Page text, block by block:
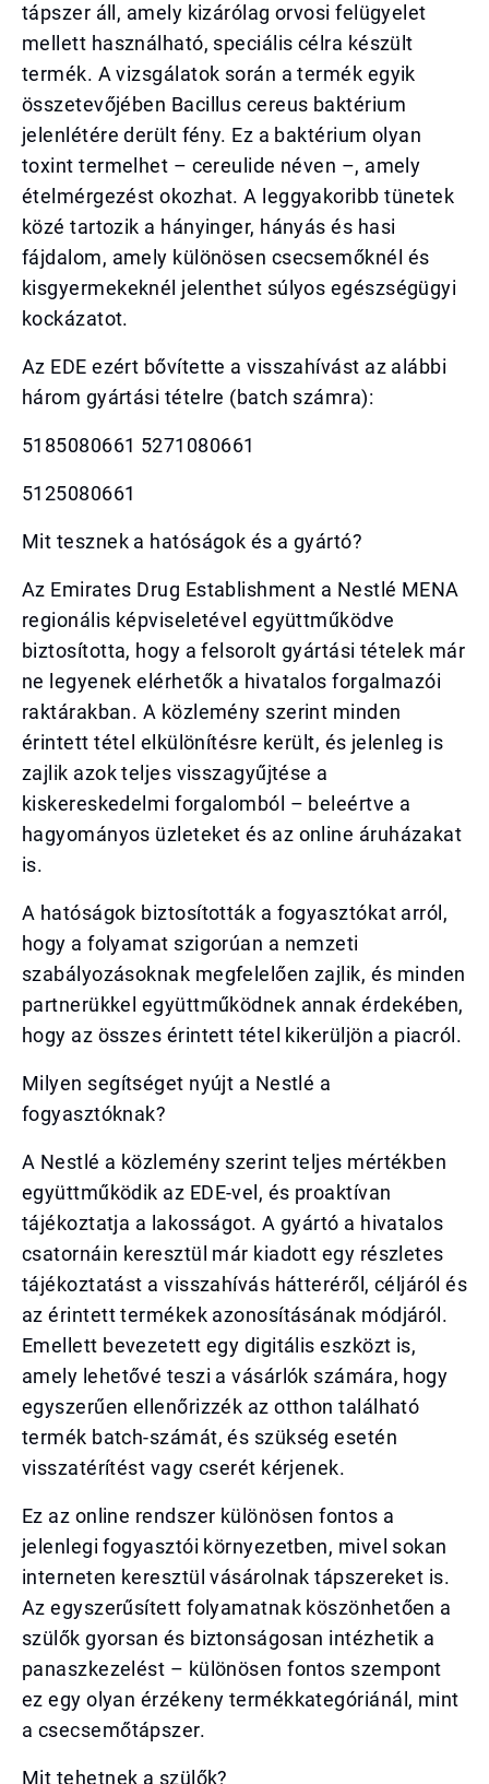
tápszer áll, amely kizárólag orvosi felügyelet
mellett használható, speciális célra készült
termék. A vizsgálatok során a termék egyik
összetevőjében Bacillus cereus baktérium
jelenlétére derült fény. Ez a baktérium olyan
toxint termelhet – cereulide néven –, amely
ételmérgezést okozhat. A leggyakoribb tünetek
közé tartozik a hányinger, hányás és hasi
fájdalom, amely különösen csecsemőknél és
kisgyermekeknél jelenthet súlyos egészségügyi
kockázatot.
Az EDE ezért bővítette a visszahívást az alábbi
három gyártási tételre (batch számra):
5185080661 5271080661
5125080661
Mit tesznek a hatóságok és a gyártó?
Az Emirates Drug Establishment a Nestlé MENA
regionális képviseletével együttműködve
biztosította, hogy a felsorolt gyártási tételek már
ne legyenek elérhetők a hivatalos forgalmazói
raktárakban. A közlemény szerint minden
érintett tétel elkülönítésre került, és jelenleg is
zajlik azok teljes visszagyűjtése a
kiskereskedelmi forgalomból – beleértve a
hagyományos üzleteket és az online áruházakat
is.
A hatóságok biztosították a fogyasztókat arról,
hogy a folyamat szigorúan a nemzeti
szabályozásoknak megfelelően zajlik, és minden
partnerükkel együttműködnek annak érdekében,
hogy az összes érintett tétel kikerüljön a piacról.
Milyen segítséget nyújt a Nestlé a
fogyasztóknak?
A Nestlé a közlemény szerint teljes mértékben
együttműködik az EDE-vel, és proaktívan
tájékoztatja a lakosságot. A gyártó a hivatalos
csatornáin keresztül már kiadott egy részletes
tájékoztatást a visszahívás hátteréről, céljáról és
az érintett termékek azonosításának módjáról.
Emellett bevezetett egy digitális eszközt is,
amely lehetővé teszi a vásárlók számára, hogy
egyszerűen ellenőrizzék az otthon található
termék batch-számát, és szükség esetén
visszatérítést vagy cserét kérjenek.
Ez az online rendszer különösen fontos a
jelenlegi fogyasztói környezetben, mivel sokan
interneten keresztül vásárolnak tápszereket is.
Az egyszerűsített folyamatnak köszönhetően a
szülők gyorsan és biztonságosan intézhetik a
panaszkezelést – különösen fontos szempont
ez egy olyan érzékeny termékkategóriánál, mint
a csecsemőtápszer.
Mit tehetnek a szülők?